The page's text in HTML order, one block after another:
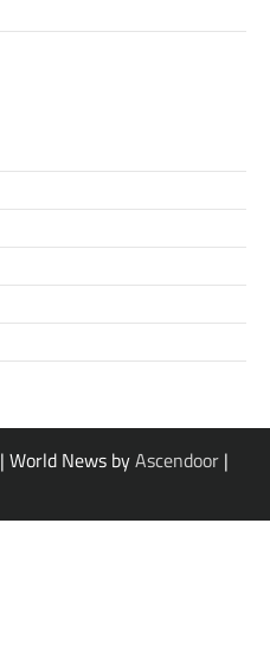
| World News byAscendoor |